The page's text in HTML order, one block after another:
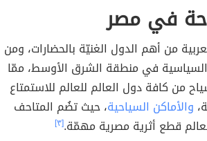
في مصر
من أهم الدول الغنيّة بالحضارات، ومن
في منطقة الشرق الأوسط، ممّا
من كافة دول العالم للعالم للاستمتاع
والأماكن السياحية، حيث تضُم المتاحف
قطع أثرية مصرية مهمّة.[٣]